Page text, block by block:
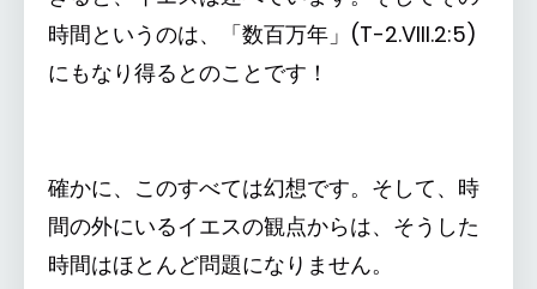
時間というのは、「数百万年」(T-2.VIII.2:5)
にもなり得るとのことです！
確かに、このすべては幻想です。そして、時
間の外にいるイエスの観点からは、そうした
時間はほとんど問題になりません。